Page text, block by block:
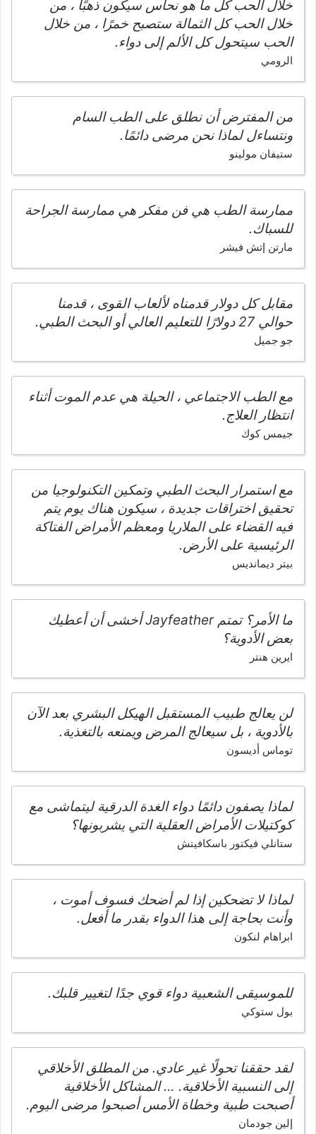
خلال الحب كل ما هو نحاس سيكون ذهبًا ، من
خلال الحب كل الثمالة ستصبح خمرًا ، من خلال
الحب سيتحول كل الألم إلى دواء.
الرومي
من المفترض أن نطلق على الطب السام
ونتساءل لماذا نحن مرضى دائمًا.
ستيفان مولينو
ممارسة الطب هي فن مفكر هي ممارسة الجراحة
للسباك.
مارتن إتش فيشر
مقابل كل دولار قدمناه لألعاب القوى ، قدمنا
حوالي 27 دولارًا للتعليم العالي أو البحث الطبي.
جو جميل
مع الطب الاجتماعي ، الحيلة هي عدم الموت أثناء
انتظار العلاج.
جيمس كوك
مع استمرار البحث الطبي وتمكين التكنولوجيا من
تحقيق اختراقات جديدة ، سيكون هناك يوم يتم
فيه القضاء على الملاريا ومعظم الأمراض الفتاكة
الرئيسية على الأرض.
بيتر ديمانديس
ما الأمر؟ تمتم Jayfeather أخشى أن أعطيك
بعض الأدوية؟
ايرين هنتر
لن يعالج طبيب المستقبل الهيكل البشري بعد الآن
بالأدوية ، بل سيعالج المرض ويمنعه بالتغذية.
توماس أديسون
لماذا يصفون دائمًا دواء الغدة الدرقية ليتماشى مع
كوكتيلات الأمراض العقلية التي يشربونها؟
ستانلي فيكتور باسكافيتش
لماذا لا تضحكين إذا لم أضحك فسوف أموت ،
وأنت بحاجة إلى هذا الدواء بقدر ما أفعل.
ابراهام لنكون
للموسيقى الشعبية دواء قوي جدًا لتغيير قلبك.
بول ستوكي
لقد حققنا تحولًا غير عادي. من المطلق الأخلاقي
إلى النسبية الأخلاقية. … المشاكل الأخلاقية
أصبحت طبية وخطاة الأمس أصبحوا مرضى اليوم.
إلين جودمان